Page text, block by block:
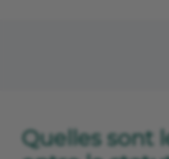
Quelles sont